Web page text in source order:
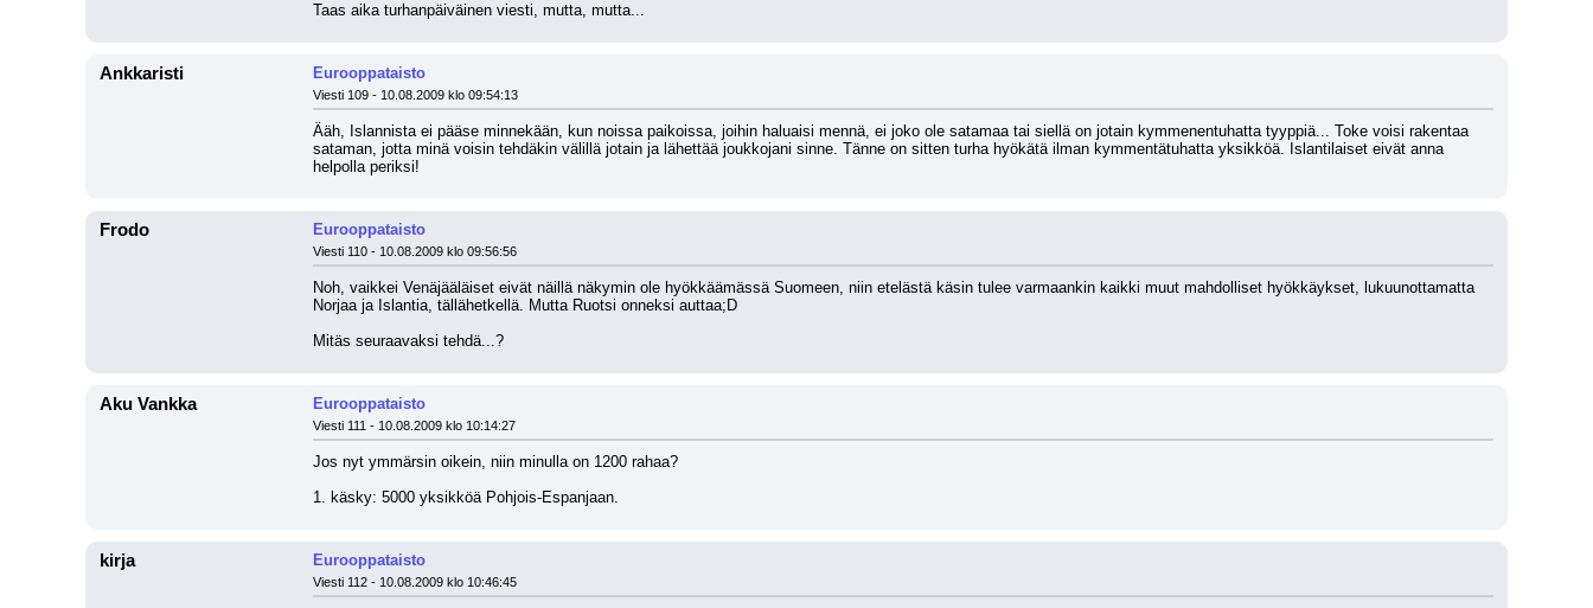
Taas aika turhanpäiväinen viesti, mutta, mutta...
Ankkaristi Eurooppataisto
Viesti 109 - 10.08.2009 klo 09:54:13
Ääh, Islannista ei pääse minnekään, kun noissa paikoissa, joihin haluaisi mennä, ei joko ole satamaa tai siellä on jotain kymmenentuhatta tyyppiä... Toke voisi rakentaa
sataman, jotta minä voisin tehdäkin välillä jotain ja lähettää joukkojani sinne. Tänne on sitten turha hyökätä ilman kymmentätuhatta yksikköä. Islantilaiset eivät anna
helpolla periksi!
Frodo Eurooppataisto
Viesti 110 - 10.08.2009 klo 09:56:56
Noh, vaikkei Venäjääläiset eivät näillä näkymin ole hyökkäämässä Suomeen, niin etelästä käsin tulee varmaankin kaikki muut mahdolliset hyökkäykset, lukuunottamatta
Norjaa ja Islantia, tällähetkellä. Mutta Ruotsi onneksi auttaa;D
Mitäs seuraavaksi tehdä...?
Aku Vankka Eurooppataisto
Viesti 111 - 10.08.2009 klo 10:14:27
Jos nyt ymmärsin oikein, niin minulla on 1200 rahaa?
1. käsky: 5000 yksikköä Pohjois-Espanjaan.
kirja Eurooppataisto
Viesti 112 - 10.08.2009 klo 10:46:45